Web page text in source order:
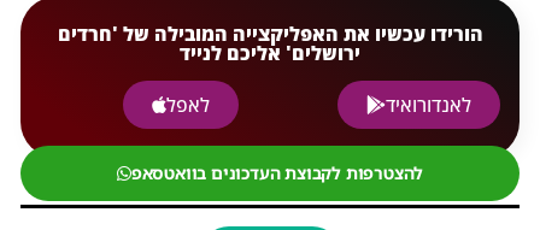
הורידו עכשיו את האפליקצייה המובילה של 'חרדים
ירושלים' אליכם לנייד
לאנדורואיד
לאפל
להצטרפות לקבוצת העדכונים בוואטסאפ